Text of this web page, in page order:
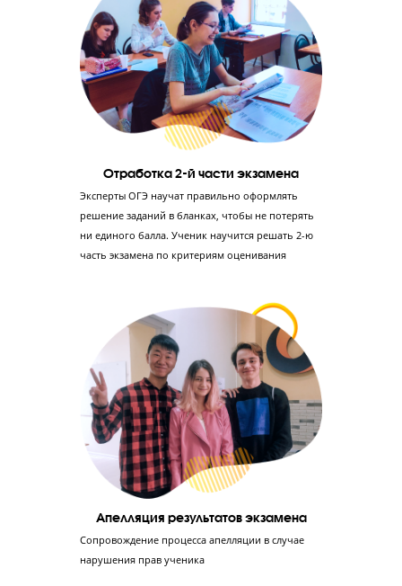
Отработка 1-й части экзамена до идеала
Ученик заработает в среднем 50 баллов, если